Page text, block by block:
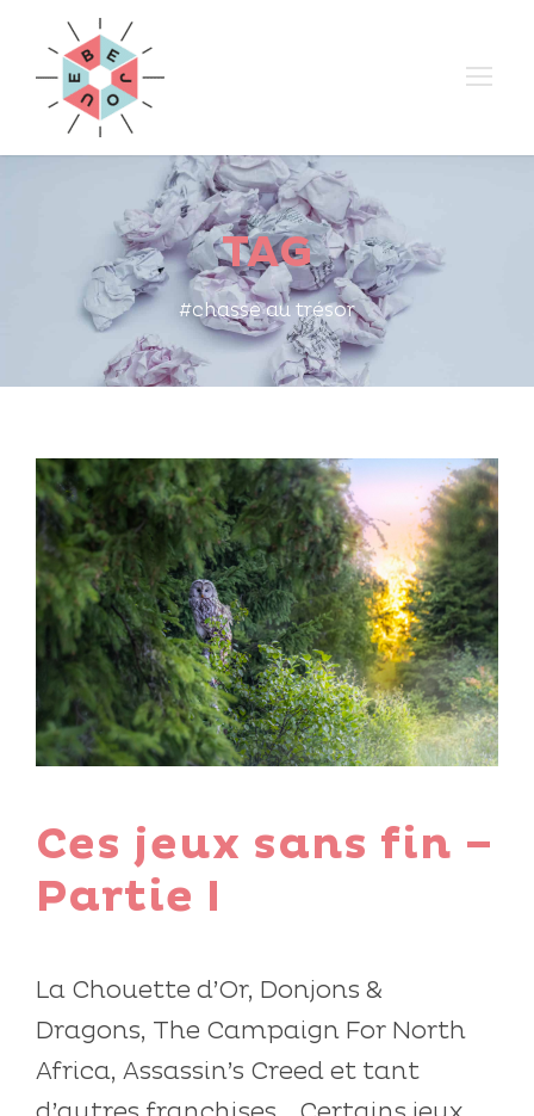
TAG
#chasse au trésor
Ces jeux sans fin –
Partie I
La Chouette d’Or, Donjons &
Dragons, The Campaign For North
Africa, Assassin’s Creed et tant